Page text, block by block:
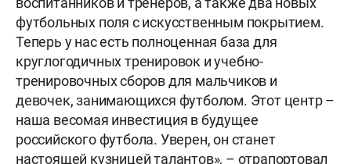
футбольных поля с искусственным покрытием.
Теперь у нас есть полноценная база для
круглогодичных тренировок и учебно-
тренировочных сборов для мальчиков и
девочек, занимающихся футболом. Этот центр –
наша весомая инвестиция в будущее
российского футбола. Уверен, он станет
настоящей кузницей талантов», – отрапортовал